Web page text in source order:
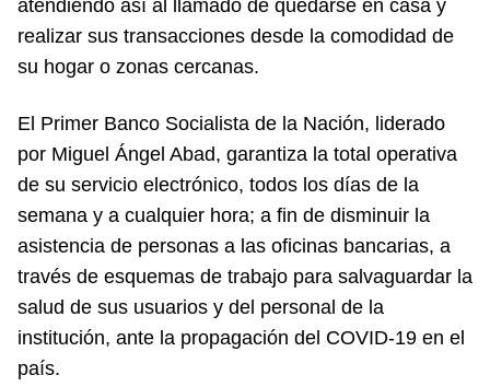
atendiendo así al llamado de quedarse en casa y
realizar sus transacciones desde la comodidad de
su hogar o zonas cercanas.
El Primer Banco Socialista de la Nación, liderado
por Miguel Ángel Abad, garantiza la total operativa
de su servicio electrónico, todos los días de la
semana y a cualquier hora; a fin de disminuir la
asistencia de personas a las oficinas bancarias, a
través de esquemas de trabajo para salvaguardar la
salud de sus usuarios y del personal de la
institución, ante la propagación del COVID-19 en el
país.